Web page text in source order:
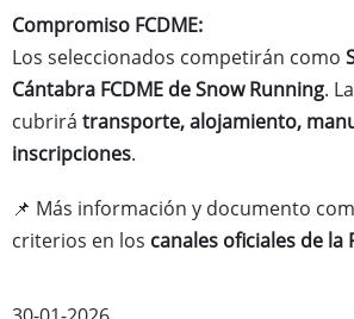
Compromiso FCDME:
Los seleccionados competirán como
Cántabra FCDME de Snow Running.
cubrirá transporte, alojamiento,
inscripciones.
📌 Más información y documento
criterios en los canales oficiales de la